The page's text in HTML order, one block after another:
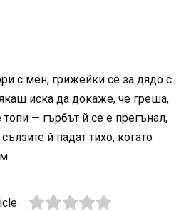
с мен, грижейки се за дядо с
иска да докаже, че греша,
— гърбът й се е прегънал,
й падат тихо, когато